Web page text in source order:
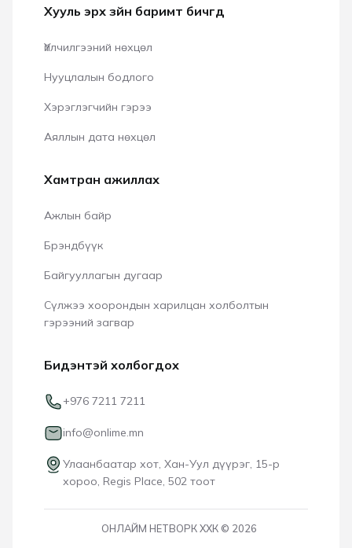
Хууль эрх зүйн баримт бичгүүд
Үйлчилгээний нөхцөл
Нууцлалын бодлого
Хэрэглэгчийн гэрээ
Аяллын дата нөхцөл
Хамтран ажиллах
Ажлын байр
Брэндбүүк
Байгууллагын дугаар
Сүлжээ хоорондын харилцан холболтын
гэрээний загвар
Бидэнтэй холбогдох
+976 7211 7211
info@onlime.mn
Улаанбаатар хот, Хан-Уул дүүрэг, 15-р
хороо, Regis Place, 502 тоот
ОНЛАЙМ НЕТВОРК ХХК © 2026